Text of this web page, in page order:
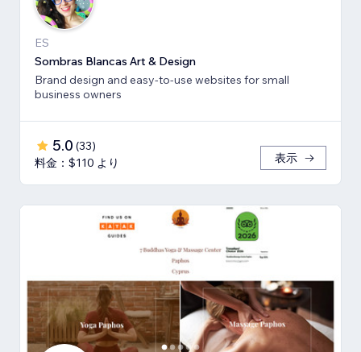
ES
Sombras Blancas Art & Design
Brand design and easy-to-use websites for small
business owners
5.0 (33)
料金：$110 より
表示